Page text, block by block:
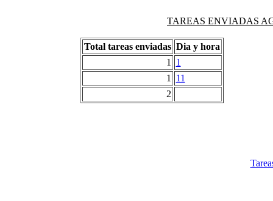
TAREAS ENVIADAS
Total tareas enviadas Dia y hora
1
1
1
11
2